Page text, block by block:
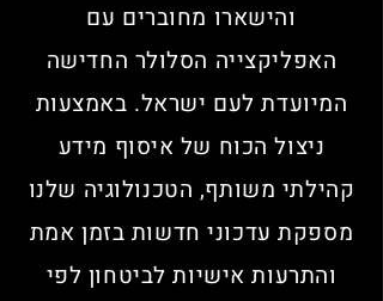
והישארו מחוברים עם
האפליקצייה הסלולר החדישה
המיועדת לעם ישראל. באמצעות
ניצול הכוח של איסוף מידע
קהילתי משותף, הטכנולוגיה שלנו
מספקת עדכוני חדשות בזמן אמת
והתרעות אישיות לביטחון לפי